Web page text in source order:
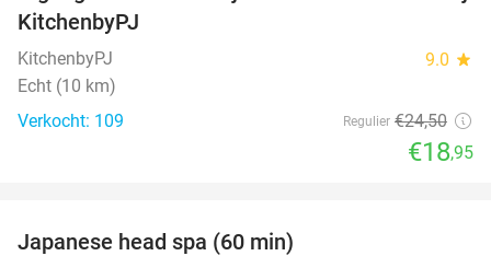
KitchenbyPJ
KitchenbyPJ 9.0 star
Echt (10 km)
Verkocht: 109
Regulier €24,50
€18,95
Japanese head spa (60 min)